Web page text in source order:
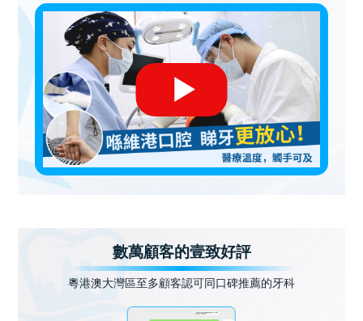
數萬顧客的壹致好評
粵港澳大灣區至多顧客認可同口碑推薦的牙科